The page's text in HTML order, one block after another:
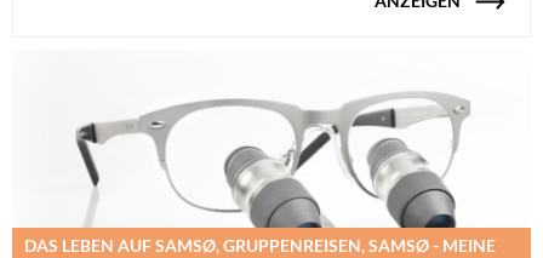
DAS LEBEN AUF SAMSØ, GRUPPENREISEN, SAMSØ - MEINE